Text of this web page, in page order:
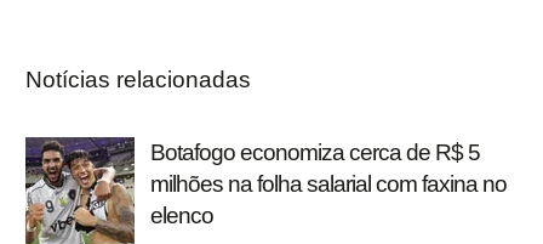
Notícias relacionadas
Botafogo economiza cerca de R$ 5
milhões na folha salarial com faxina no
elenco